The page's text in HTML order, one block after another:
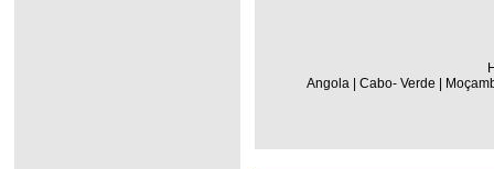
Angola | Cabo- Verde |